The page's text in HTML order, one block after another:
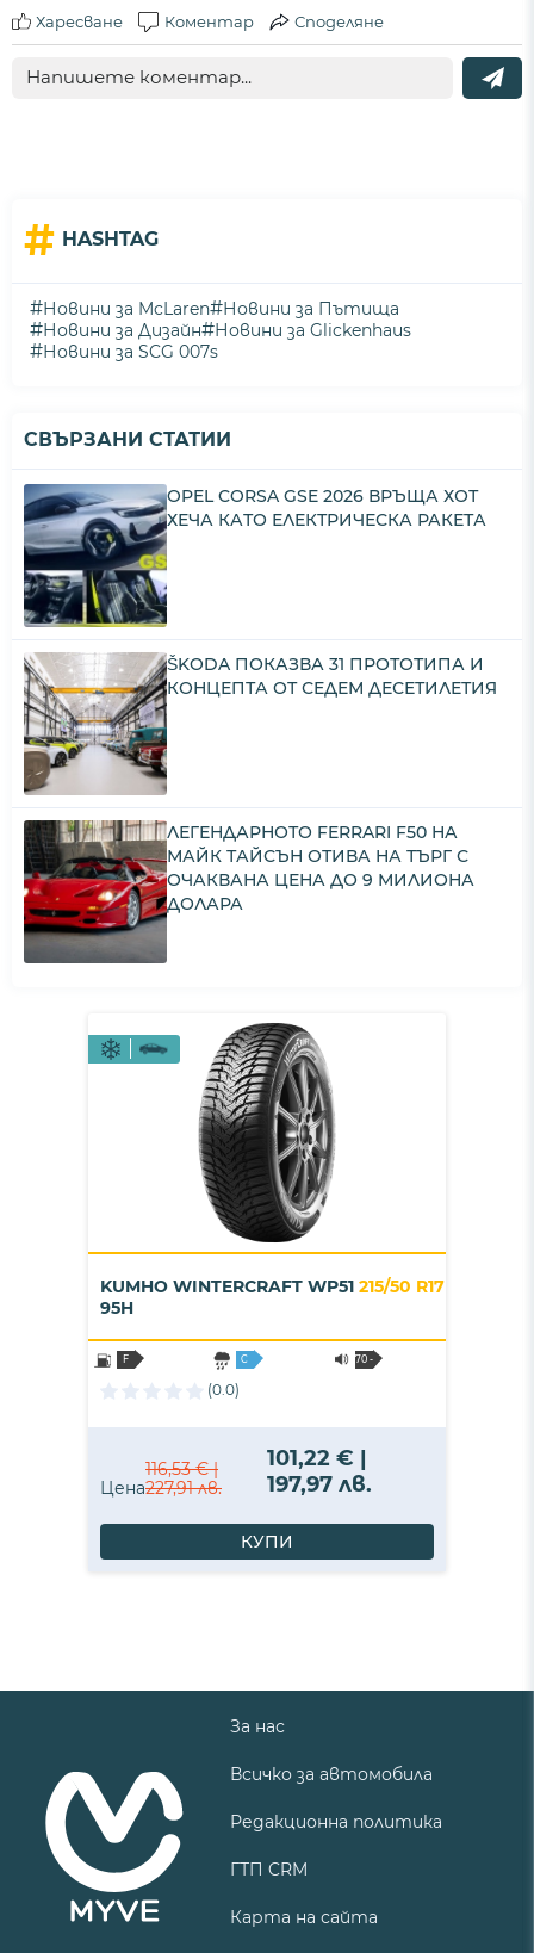
Харесване Коментар Споделяне
# HASHTAG
#Новини за McLaren#Новини за Пътища
#Новини за Дизайн#Новини за Glickenhaus
#Новини за SCG 007s
СВЪРЗАНИ СТАТИИ
OPEL CORSA GSE 2026 ВРЪЩА ХОТ
ХЕЧА КАТО ЕЛЕКТРИЧЕСКА РАКЕТА
ŠKODA ПОКАЗВА 31 ПРОТОТИПА И
КОНЦЕПТА ОТ СЕДЕМ ДЕСЕТИЛЕТИЯ
ЛЕГЕНДАРНОТО FERRARI F50 НА
МАЙК ТАЙСЪН ОТИВА НА ТЪРГ С
ОЧАКВАНА ЦЕНА ДО 9 МИЛИОНА
ДОЛАРА
KUMHO WINTERCRAFT WP51 215/50 R17
95H
F C
70 -
(0.0)
Цена
116,53 € |
227,91 лв.
101,22 € |
197,97 лв.
КУПИ
За нас
Всичко за автомобила
Редакционна политика
ГТП CRM
Карта на сайта